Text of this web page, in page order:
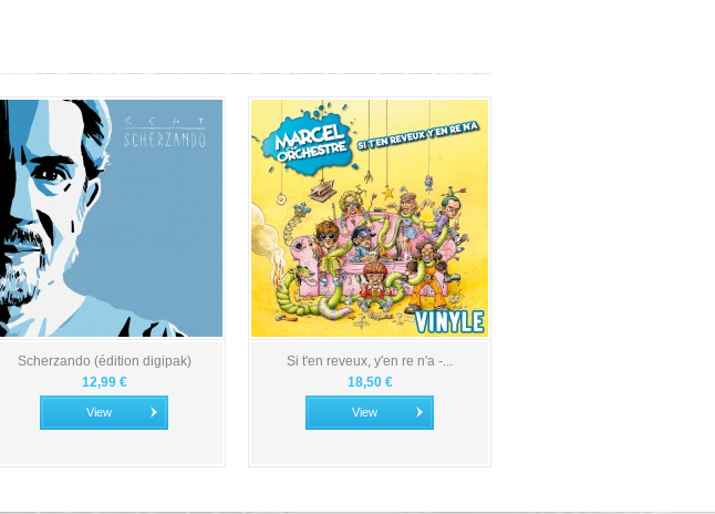
Scherzando (édition digipak)
12,99 €
View
Si t'en reveux, y'en re n'a -...
18,50 €
View